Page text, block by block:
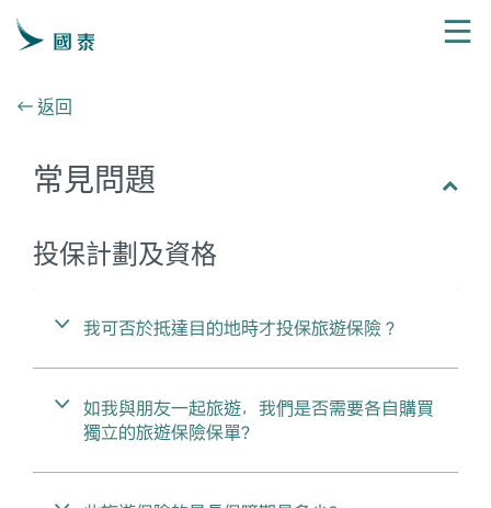
← 返回
常見問題
投保計劃及資格
我可否於抵達目的地時才投保旅遊保險？
如我與朋友一起旅遊，我們是否需要各自購買
獨立的旅遊保險保單?